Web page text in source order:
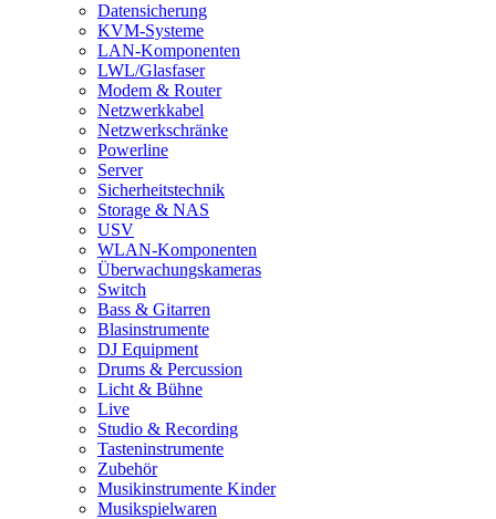
Datensicherung
KVM-Systeme
LAN-Komponenten
LWL/Glasfaser
Modem & Router
Netzwerkkabel
Netzwerkschränke
Powerline
Server
Sicherheitstechnik
Storage & NAS
USV
WLAN-Komponenten
Überwachungskameras
Switch
Bass & Gitarren
Blasinstrumente
DJ Equipment
Drums & Percussion
Licht & Bühne
Live
Studio & Recording
Tasteninstrumente
Zubehör
Musikinstrumente Kinder
Musikspielwaren